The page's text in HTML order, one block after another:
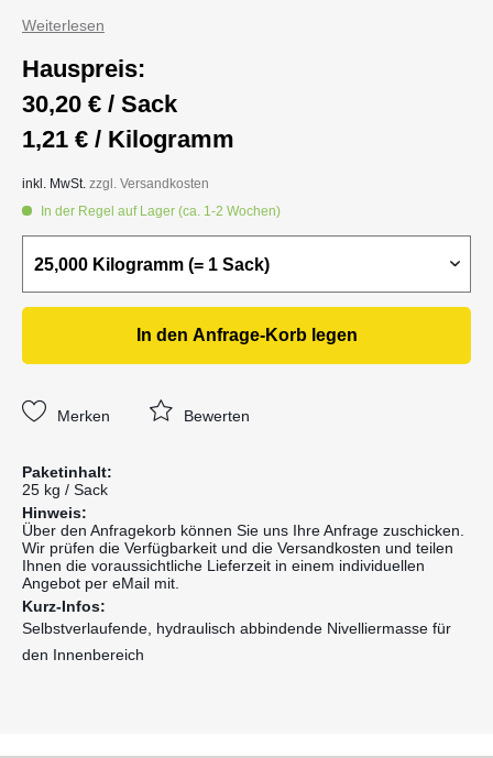
Weiterlesen
Hauspreis:
30,20 € / Sack
1,21 € / Kilogramm
inkl. MwSt. zzgl. Versandkosten
In der Regel auf Lager (ca. 1-2 Wochen)
In den Anfrage-Korblegen
Merken Bewerten
Paketinhalt:
25 kg / Sack
Hinweis:
Über den Anfragekorb können Sie uns Ihre Anfrage zuschicken.
Wir prüfen die Verfügbarkeit und die Versandkosten und teilen
Ihnen die voraussichtliche Lieferzeit in einem individuellen
Angebot per eMail mit.
Kurz-Infos:
Selbstverlaufende, hydraulisch abbindende Nivelliermasse für
den Innenbereich